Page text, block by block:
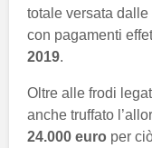
totale versata
con pagamenti
2019.
Oltre alle frodi
anche truffato
24.000 euro per